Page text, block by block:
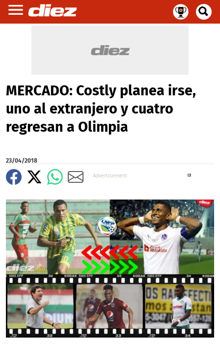
MERCADO: Costly planea irse,
uno al extranjero y cuatro
regresan a Olimpia
23/04/2018
X